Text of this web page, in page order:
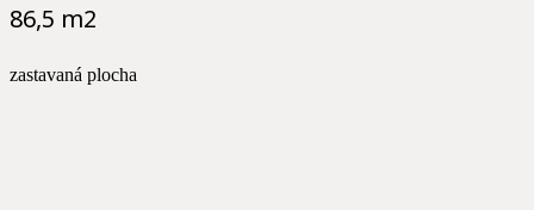
86,5 m2
zastavaná plocha